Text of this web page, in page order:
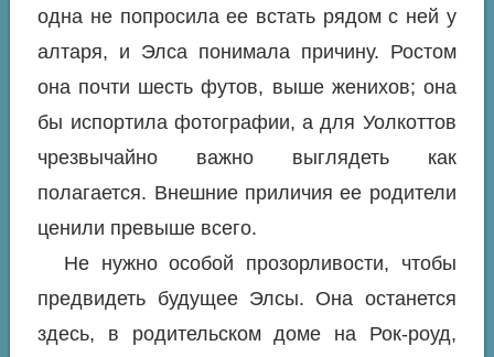
одна не попросила ее встать рядом с ней у
алтаря, и Элса понимала причину. Ростом
она почти шесть футов, выше женихов; она
бы испортила фотографии, а для Уолкоттов
чрезвычайно важно выглядеть как
полагается. Внешние приличия ее родители
ценили превыше всего.
Не нужно особой прозорливости, чтобы
предвидеть будущее Элсы. Она останется
здесь, в родительском доме на Рок-роуд,